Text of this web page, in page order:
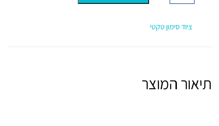
ציוד סימון טקטי
תיאור המוצר